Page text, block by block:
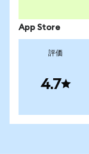
App Store
評価
4.7